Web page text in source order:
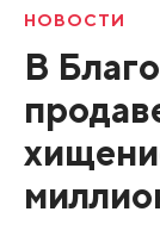
НОВОСТИ
В